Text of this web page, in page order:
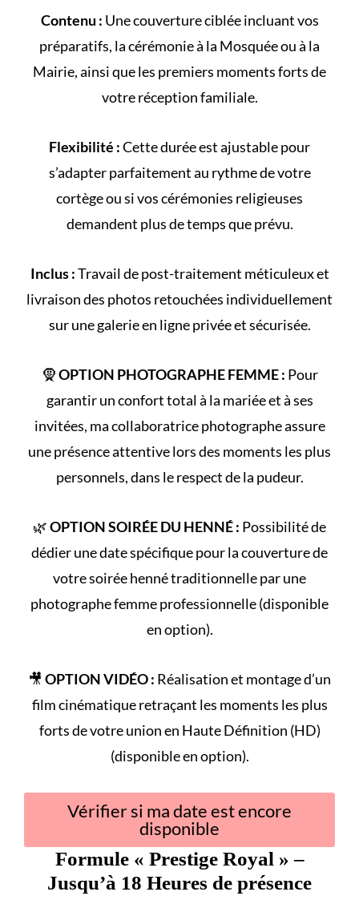
Contenu : Une couverture ciblée incluant vos
préparatifs, la cérémonie à la Mosquéeou à la
Mairie, ainsi que les premiers moments forts de
votreréception familiale.
Flexibilité :Cette durée est ajustable pour
s’adapter parfaitement au rythme de votre
cortègeou si vos cérémonies religieuses
demandent plus de temps que prévu.
Inclus :Travail de post-traitement méticuleux et
livraison des photos retouchées individuellement
sur une galerie en ligne privée et sécurisée.
🧕OPTION PHOTOGRAPHE FEMME : Pour
garantir un confort total à la mariée et à ses
invitées, ma collaboratrice photographe assure
une présence attentive lors des moments les plus
personnels, dans le respect de la pudeur.
🌿OPTION SOIRÉE DU HENNÉ : Possibilité de
dédier une date spécifique pour la couverture de
votresoirée hennétraditionnelle par une
photographe femme professionnelle (disponible
en option).
🎥 OPTION VIDÉO : Réalisation et montage d’un
film cinématique retraçant les moments les plus
fortsde votre union en Haute Définition (HD)
(disponible en option).
Vérifier si ma date est encore
disponible
Formule « Prestige Royal » –
Jusqu’à 18 Heures de présence